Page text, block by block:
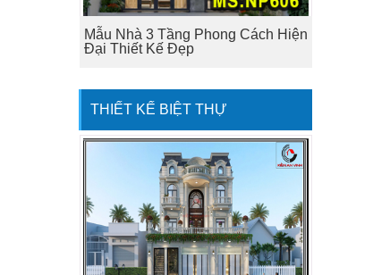
Mẫu Nhà 3 Tầng Phong Cách Hiện
Đại Thiết Kế Đẹp
THIẾT KẾ BIỆT THỰ